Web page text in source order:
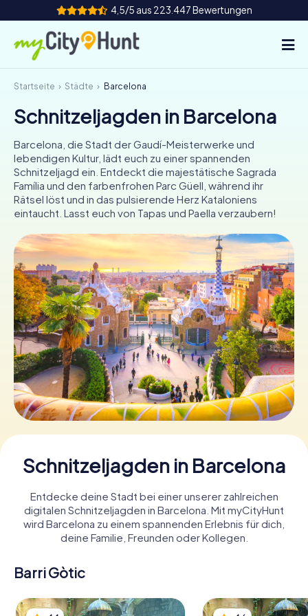
4,5/5 aus 223.447 Bewertungen
So funktioniert's
Städte
Touren
Teamevent
Tickets
INT AT CH
DE
ES
FR UK
IE
IT
NL
Tickets buchen
Gutscheine bestellen
Startseite Städte Barcelona
Schnitzeljagden in Barcelona
Barcelona, die Stadt der Gaudí-Meisterwerke und
lebendigen Kultur, lädt euch zu einer spannenden
Schnitzeljagd ein. Entdeckt die majestätische Sagrada
Família und den farbenfrohen Parc Güell, während ihr
Rätsel löst und in das pulsierende Herz Kataloniens
eintaucht. Lasst euch von Tapas und Paella verzaubern!
Schnitzeljagden in Barcelona
Entdecke deine Stadt bei einer unserer zahlreichen
digitalen Schnitzeljagden in Barcelona. Mit myCityHunt
wird Barcelona zu einem spannenden Erlebnis für dich,
deine Familie, Freunden oder Kollegen.
Barri Gòtic